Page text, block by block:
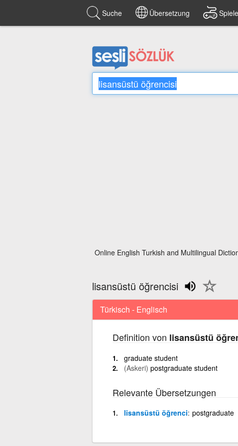
Suche Übersetzung Spiele
Online English Turkish and Multilingual
lisansüstü öğrencisi
Türkisch - Englisch
Definition von lisansüstü
graduate student
(Askeri) postgraduate student
Relevante Übersetzungen
lisansüstü öğrenci postgraduate